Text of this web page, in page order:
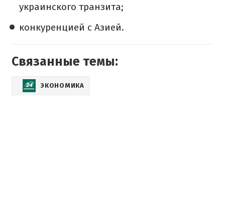
украинского транзита;
конкуренцией с Азией.
Связанные темы:
ЭКОНОМИКА